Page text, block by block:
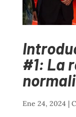
#1: La
Ene 24, 2024 |